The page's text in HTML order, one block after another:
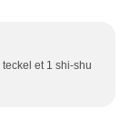
et 1 shi-shu